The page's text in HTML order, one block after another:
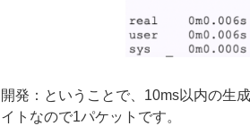
開発：ということで、10ms以内の生
イトなので1パケットです。